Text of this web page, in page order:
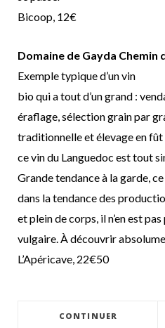
Bicoop, 12€
Domaine de Gayda Chemin
Exemple typique d’un vin
bio qui a tout d’un grand :
éraflage, sélection grain par
traditionnelle et élevage en
cevin du Languedoc est tout
Grande tendance à la garde,
dans la tendance des
et plein de corps, il n’en est
vulgaire. À découvrir
L’Apéricave, 22€50
CONTINUER